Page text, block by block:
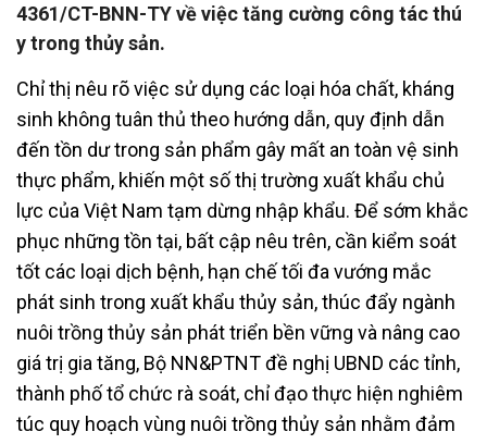
4361/CT-BNN-TY về việc tăng cường công tác thú
y trong thủy sản.
Chỉ thị nêu rõ việc sử dụng các loại hóa chất, kháng
sinh không tuân thủ theo hướng dẫn, quy định dẫn
đến tồn dư trong sản phẩm gây mất an toàn vệ sinh
thực phẩm, khiến một số thị trường xuất khẩu chủ
lực của Việt Nam tạm dừng nhập khẩu. Để sớm khắc
phục những tồn tại, bất cập nêu trên, cần kiểm soát
tốt các loại dịch bệnh, hạn chế tối đa vướng mắc
phát sinh trong xuất khẩu thủy sản, thúc đẩy ngành
nuôi trồng thủy sản phát triển bền vững và nâng cao
giá trị gia tăng, Bộ NN&PTNT đề nghị UBND các tỉnh,
thành phố tổ chức rà soát, chỉ đạo thực hiện nghiêm
túc quy hoạch vùng nuôi trồng thủy sản nhằm đảm